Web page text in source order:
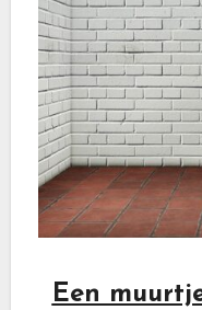
Een